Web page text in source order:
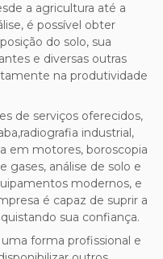
a agricultura até a
é possível obter
do solo, sua
e diversas outras
na produtividade
de serviços oferecidos,
industrial,
em motores, boroscopia
gases, análise de solo e
modernos, e
é capaz de suprir a
sua confiança.
forma profissional e